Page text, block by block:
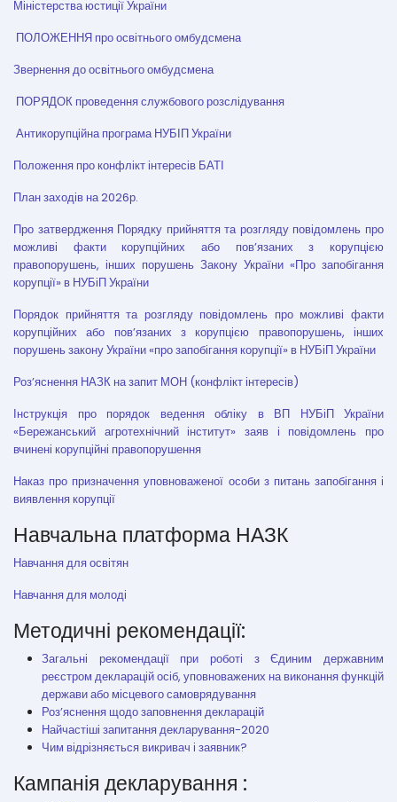
Міністерства юстиції України
ПОЛОЖЕННЯ про освітнього омбудсмена
Звернення до освітнього омбудсмена
ПОРЯДОК проведення службового розслідування
Антикорупційна програма НУБІП України
Положення про конфлікт інтересів БАТІ
План заходів на 2026р.
Про затвердження Порядку прийняття та розгляду повідомлень про
можливі факти корупційних або пов’язаних з корупцією
правопорушень, інших порушень Закону України «Про запобігання
корупції» в НУБіП України
Порядок прийняття та розгляду повідомлень про можливі факти
корупційних або пов’язаних з корупцією правопорушень, інших
порушень закону України «про запобігання корупції» в НУБіП України
Роз’яснення НАЗК на запит МОН (конфлікт інтересів)
Інструкція про порядок ведення обліку в ВП НУБіП України
«Бережанський агротехнічний інститут» заяв і повідомлень про
вчинені корупційні правопорушення
Наказ про призначення уповноваженої особи з питань запобігання і
виявлення корупції
Навчальна платформа НАЗК
Навчання для освітян
Навчання для молоді
Методичні рекомендації:
Загальні рекомендації при роботі з Єдиним державним
реєстром декларацій осіб, уповноважених на виконання функцій
держави або місцевого самоврядування
Роз’яснення щодо заповнення декларацій
Найчастіші запитання декларування-2020
Чим відрізняється викривач і заявник?
Кампанія декларування :